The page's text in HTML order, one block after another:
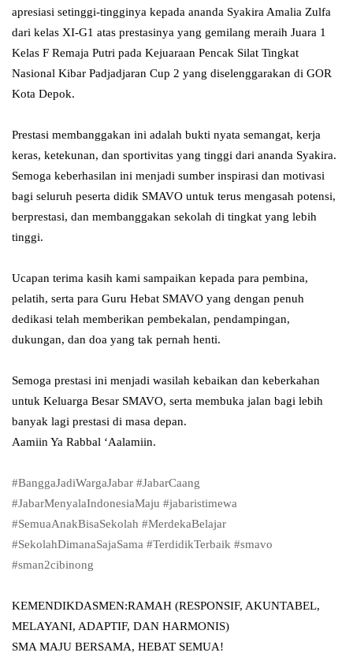
apresiasi setinggi-tingginya kepada ananda Syakira Amalia Zulfa
dari kelas XI-G1 atas prestasinya yang gemilang meraih Juara 1
Kelas F Remaja Putri pada Kejuaraan Pencak Silat Tingkat
Nasional Kibar Padjadjaran Cup 2 yang diselenggarakan di GOR
Kota Depok.
Prestasi membanggakan ini adalah bukti nyata semangat, kerja
keras, ketekunan, dan sportivitas yang tinggi dari ananda Syakira.
Semoga keberhasilan ini menjadi sumber inspirasi dan motivasi
bagi seluruh peserta didik SMAVO untuk terus mengasah potensi,
berprestasi, dan membanggakan sekolah di tingkat yang lebih
tinggi.
Ucapan terima kasih kami sampaikan kepada para pembina,
pelatih, serta para Guru Hebat SMAVO yang dengan penuh
dedikasi telah memberikan pembekalan, pendampingan,
dukungan, dan doa yang tak pernah henti.
Semoga prestasi ini menjadi wasilah kebaikan dan keberkahan
untuk Keluarga Besar SMAVO, serta membuka jalan bagi lebih
banyak lagi prestasi di masa depan.
Aamiin Ya Rabbal ‘Aalamiin.
#BanggaJadiWargaJabar #JabarCaang
#JabarMenyalaIndonesiaMaju #jabaristimewa
#SemuaAnakBisaSekolah #MerdekaBelajar
#SekolahDimanaSajaSama #TerdidikTerbaik #smavo
#sman2cibinong
KEMENDIKDASMEN:RAMAH (RESPONSIF, AKUNTABEL,
MELAYANI, ADAPTIF, DAN HARMONIS)
SMA MAJU BERSAMA, HEBAT SEMUA!